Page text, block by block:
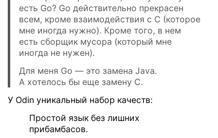
есть Go? Go действительно прекрасен
всем, кроме взаимодействия с C (которое
мне иногда нужно). Кроме того, в нем
есть сборщик мусора (который мне
иногда не нужен).
Для меня Go — это замена Java.
А хотелось бы еще замену C.
У Odin уникальный набор качеств:
Простой язык без лишних
прибамбасов.